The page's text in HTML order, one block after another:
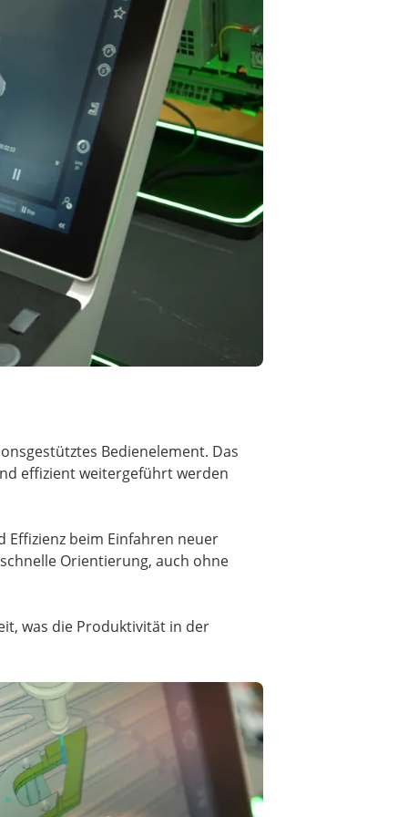
Bedienelement. Das
effizient weitergeführt werden
beim Einfahren neuer
Orientierung, auch ohne
was die Produktivität in der